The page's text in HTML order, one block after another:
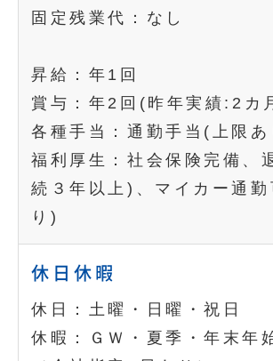
固定残業代：なし
昇給：年1回
賞与：年2回(昨年実績:2カ
各種手当：通勤手当(上限
福利厚生：社会保険完備、
続３年以上)、マイカー通
り)
休日休暇
休日：土曜・日曜・祝日
休暇：ＧＷ・夏季・年末年